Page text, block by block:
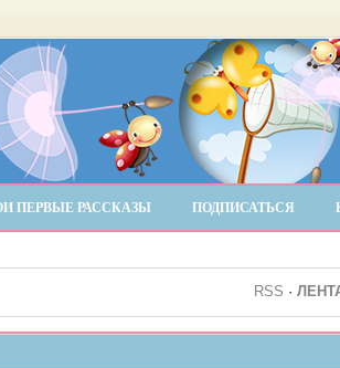
ПЕРВЫЕ РАССКАЗЫ ПОДПИСАТЬСЯ
RSS ·